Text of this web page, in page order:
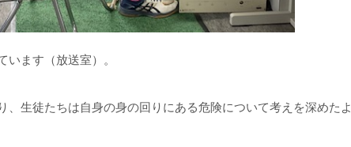
ます（放送室）。
、生徒たちは自身の身の回りにある危険について考えを深めたよ